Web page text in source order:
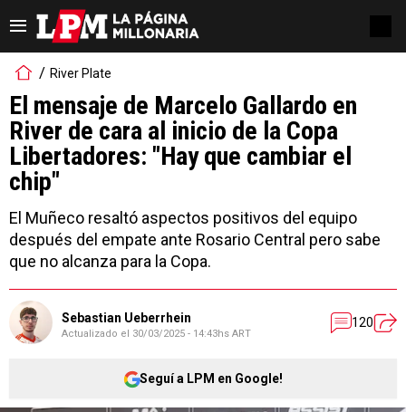
River Plate
El mensaje de Marcelo Gallardo en
River de cara al inicio de la Copa
Libertadores: "Hay que cambiar el
chip"
El Muñeco resaltó aspectos positivos del equipo
después del empate ante Rosario Central pero sabe
que no alcanza para la Copa.
Sebastian Ueberrhein
Actualizado el 30/03/2025 - 14:43hs ART
120
Seguí a LPM en Google!